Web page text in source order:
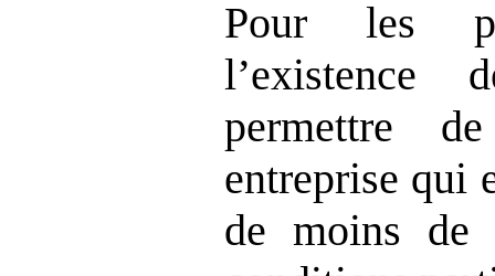
Pour les
permettre
entreprise qui
de moins de